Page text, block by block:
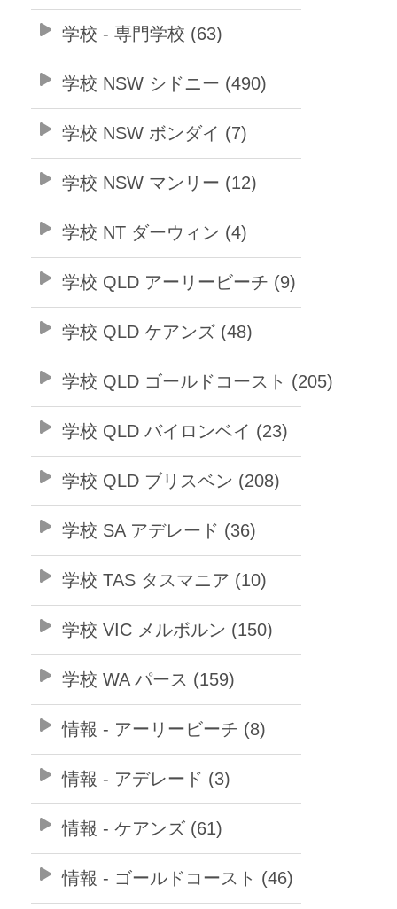
学校 - 専門学校 (63)
学校 NSW シドニー (490)
学校 NSW ボンダイ (7)
学校 NSW マンリー (12)
学校 NT ダーウィン (4)
学校 QLD アーリービーチ (9)
学校 QLD ケアンズ (48)
学校 QLD ゴールドコースト (205)
学校 QLD バイロンベイ (23)
学校 QLD ブリスベン (208)
学校 SA アデレード (36)
学校 TAS タスマニア (10)
学校 VIC メルボルン (150)
学校 WA パース (159)
情報 - アーリービーチ (8)
情報 - アデレード (3)
情報 - ケアンズ (61)
情報 - ゴールドコースト (46)